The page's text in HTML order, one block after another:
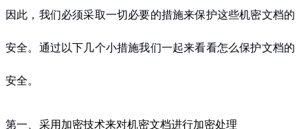
因此，我们必须采取一切必要的措施来保护这些机密文档的
安全。通过以下几个小措施我们一起来看看怎么保护文档的
安全。
第一、 采用加密技术来对机密文档进行加密处理